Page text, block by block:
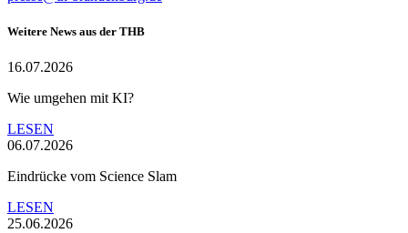
Weitere News aus der THB
16.07.2026
Wie umgehen mit KI?
LESEN
06.07.2026
Eindrücke vom Science Slam
LESEN
25.06.2026